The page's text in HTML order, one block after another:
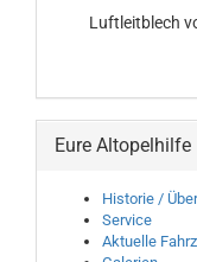
Luftleitblech
Eure Altopelhilfe
Historie /
Service
Aktuelle